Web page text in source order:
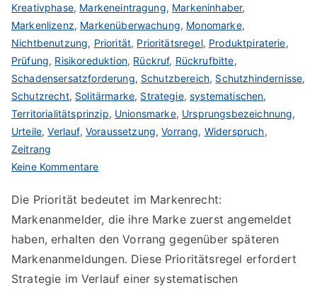
Kreativphase, Markeneintragung, Markeninhaber,
Markenlizenz, Markenüberwachung, Monomarke,
Nichtbenutzung, Priorität, Prioritätsregel, Produktpiraterie,
Prüfung, Risikoreduktion, Rückruf, Rückrufbitte,
Schadensersatzforderung, Schutzbereich, Schutzhindernisse,
Schutzrecht, Solitärmarke, Strategie,systematischen,
Territorialitätsprinzip, Unionsmarke, Ursprungsbezeichnung,
Urteile,Verlauf, Voraussetzung,Vorrang, Widerspruch,
Zeitrang
Keine Kommentarezu
im
Markenrecht
Die Priorität bedeutet im Markenrecht:
Markenanmelder, die ihre Marke zuerst angemeldet
haben, erhalten den Vorrang gegenüber späteren
Markenanmeldungen. Diese Prioritätsregel erfordert
Strategie im Verlauf einer systematischen